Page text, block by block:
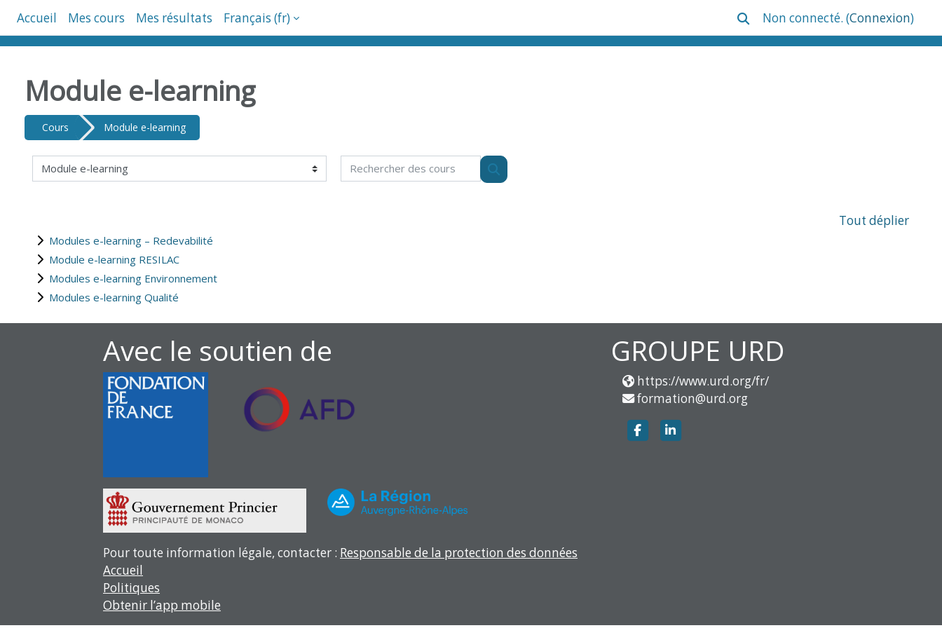
Accueil Mes cours Mes résultats Français ‎(fr)‎
Activer/désactiver la saisie de
Non connecté. (Connexion)
Module e-learning
Cours Module e-learning
Catégories de cours
Rechercher des cours
Rechercher des cours
Tout déplier
Modules e-learning – Redevabilité
Module e-learning RESILAC
Modules e-learning Environnement
Modules e-learning Qualité
Avec le soutien de
Pour toute information légale, contacter : Responsable de la protection des données
Accueil
GROUPE URD
https://www.urd.org/fr/
formation@urd.org
https://www.facebook.com/groupe.urd
Politiques
Obtenir l’app mobile